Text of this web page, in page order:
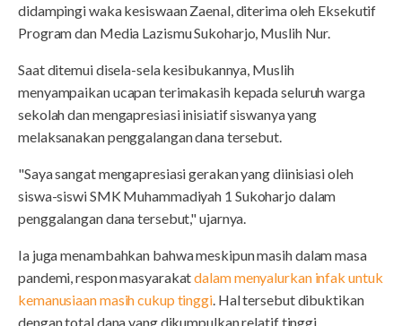
didampingi waka kesiswaan Zaenal, diterima oleh Eksekutif
Program dan Media Lazismu Sukoharjo, Muslih Nur.
Saat ditemui disela-sela kesibukannya, Muslih
menyampaikan ucapan terimakasih kepada seluruh warga
sekolah dan mengapresiasi inisiatif siswanya yang
melaksanakan penggalangan dana tersebut.
"Saya sangat mengapresiasi gerakan yang diinisiasi oleh
siswa-siswi SMK Muhammadiyah 1 Sukoharjo dalam
penggalangan dana tersebut," ujarnya.
Ia juga menambahkan bahwa meskipun masih dalam masa
pandemi, respon masyarakatdalam menyalurkan infak untuk
kemanusiaan masih cukup tinggi . Hal tersebut dibuktikan
dengan total dana yang dikumpulkan relatif tinggi.